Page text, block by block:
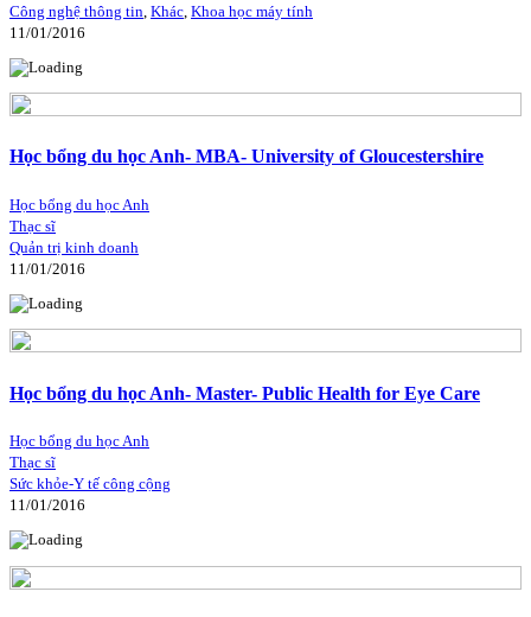
Công nghệ thông tin Khác Khoa học máy tính
11/01/2016
Học bổng du học Anh- MBA- University of Gloucestershire
Học bổng du học Anh
Thạc sĩ
Quản trị kinh doanh
11/01/2016
Học bổng du học Anh- Master- Public Health for Eye Care
Học bổng du học Anh
Thạc sĩ
Sức khỏe-Y tế công cộng
11/01/2016